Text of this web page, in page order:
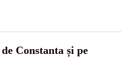
Constanta și pe